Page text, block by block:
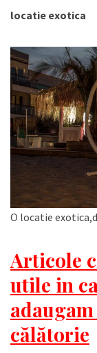
locatie exotica
O locatie
Articole
utile in
călătorie